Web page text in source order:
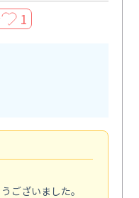
1
ございました。